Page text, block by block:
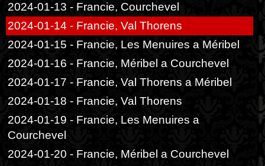
2024-01-13 - Francie, Courchevel
2024-01-14 - Francie, Val Thorens
2024-01-15 - Francie, Les Menuires a Méribel
2024-01-16 - Francie, Méribel a Courchevel
2024-01-17 - Francie, Val Thorens a Méribel
2024-01-18 - Francie, Val Thorens
2024-01-19 - Francie, Les Menuires a
Courchevel
2024-01-20 - Francie, Méribel a Courchevel